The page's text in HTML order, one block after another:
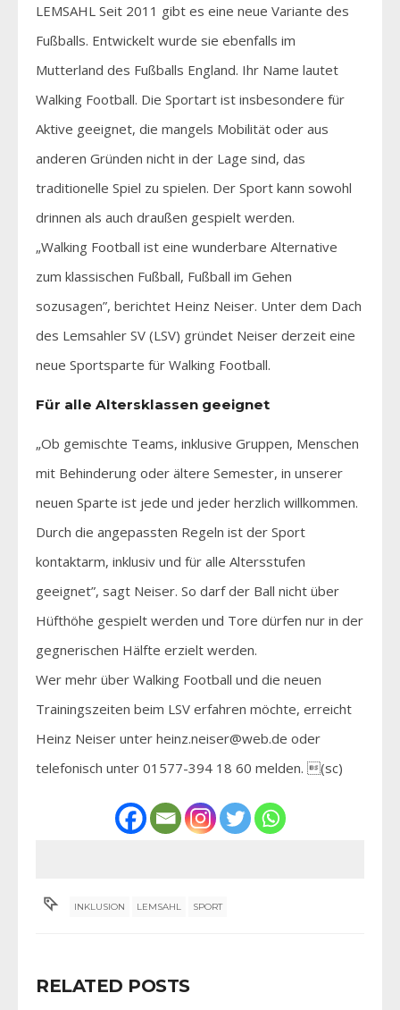
LEMSAHL Seit 2011 gibt es eine neue Variante des
Fußballs. Entwickelt wurde sie ebenfalls im
Mutterland des Fußballs England. Ihr Name lautet
Walking Football. Die Sportart ist insbesondere für
Aktive geeignet, die mangels Mobilität oder aus
anderen Gründen nicht in der Lage sind, das
traditionelle Spiel zu spielen. Der Sport kann sowohl
drinnen als auch draußen gespielt werden.
„Walking Football ist eine wunderbare Alternative
zum klassischen Fußball, Fußball im Gehen
sozusagen”, berichtet Heinz Neiser. Unter dem Dach
des Lemsahler SV (LSV) gründet Neiser derzeit eine
neue Sportsparte für Walking Football.
Für alle Altersklassen geeignet
„Ob gemischte Teams, inklusive Gruppen, Menschen
mit Behinderung oder ältere Semester, in unserer
neuen Sparte ist jede und jeder herzlich willkommen.
Durch die angepassten Regeln ist der Sport
kontaktarm, inklusiv und für alle Altersstufen
geeignet”, sagt Neiser. So darf der Ball nicht über
Hüfthöhe gespielt werden und Tore dürfen nur in der
gegnerischen Hälfte erzielt werden.
Wer mehr über Walking Football und die neuen
Trainingszeiten beim LSV erfahren möchte, erreicht
Heinz Neiser unter heinz.neiser@web.de oder
telefonisch unter 01577-394 18 60 melden. (sc)
INKLUSION LEMSAHL SPORT
RELATED POSTS